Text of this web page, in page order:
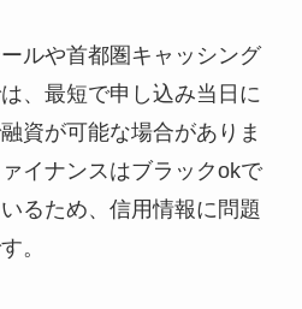
ルや首都圏キャッシング
、最短で申し込み当日に
資が可能な場合がありま
イナンスはブラックokで
るため、信用情報に問題
。